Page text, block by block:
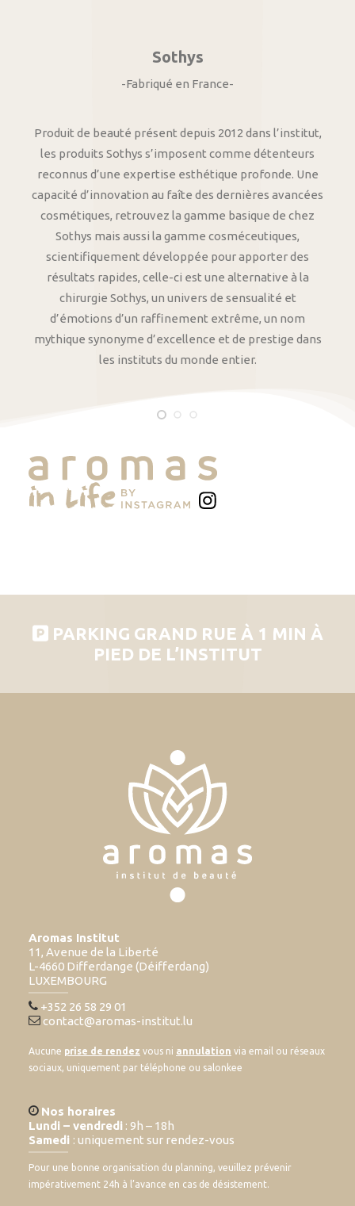
Sothys
-Fabriqué en France-
Produit de beauté présent depuis 2012 dans l’institut,
les produits Sothys s’imposent comme détenteurs
reconnus d’une expertise esthétique profonde. Une
capacité d’innovation au faîte des dernières avancées
cosmétiques, retrouvez la gamme basique de chez
Sothys mais aussi la gamme cosméceutiques,
scientifiquement développée pour apporter des
résultats rapides, celle-ci est une alternative à la
chirurgie Sothys, un univers de sensualité et
d’émotions d’un raffinement extrême, un nom
mythique synonyme d’excellence et de prestige dans
les instituts du monde entier.
PARKING GRAND RUE À 1 MIN À
PIED DE L’INSTITUT
Aromas Institut
11, Avenue de la Liberté
L-4660 Differdange (Déifferdang)
LUXEMBOURG
+352 26 58 29 01
contact@aromas-institut.lu
Aucune prise de rendez vous ni annulation via email ou réseaux
sociaux, uniquement par téléphone ou salonkee
Nos horaires
Lundi – vendredi : 9h – 18h
Samedi : uniquement sur rendez-vous
Pour une bonne organisation du planning, veuillez prévenir
impérativement 24h à l’avance en cas de désistement.